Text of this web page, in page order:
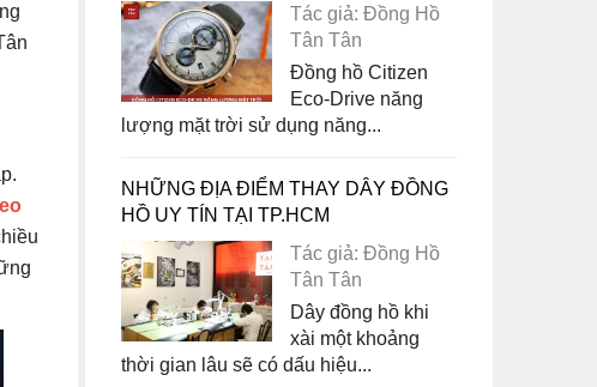
Tác giả: Đồng Hồ
Tân Tân
Đồng hồ Citizen
Eco-Drive năng
lượng mặt trời sử dụng năng...
NHỮNG ĐỊA ĐIỂM THAY DÂY ĐỒNG
HỒ UY TÍN TẠI TP.HCM
Tác giả: Đồng Hồ
Tân Tân
Dây đồng hồ khi
xài một khoảng
thời gian lâu sẽ có dấu hiệu...